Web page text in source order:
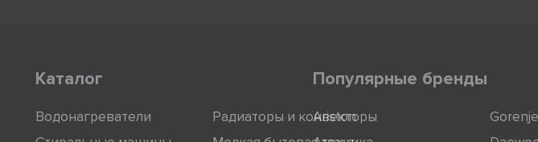
Каталог
Водонагреватели
Радиаторы и конвекторы
Популярные бренды
Ariston
Gorenje